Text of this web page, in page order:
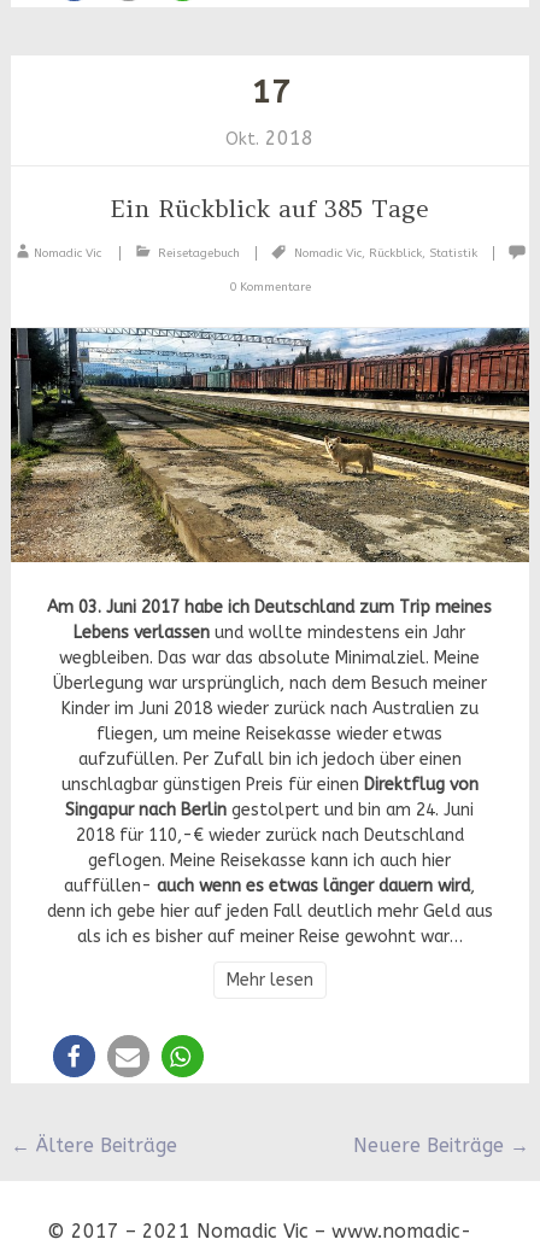
17
Okt. 2018
Ein Rückblick auf 385 Tage
Nomadic Vic Reisetagebuch Nomadic Vic, Rückblick, Statistik
0 Kommentare
Am 03. Juni 2017 habe ich Deutschland zum Trip meines
Lebens verlassen und wollte mindestens ein Jahr
wegbleiben. Das war das absolute Minimalziel. Meine
Überlegung war ursprünglich, nach dem Besuch meiner
Kinder im Juni 2018 wieder zurück nach Australien zu
fliegen, um meine Reisekasse wieder etwas
aufzufüllen. Per Zufall bin ich jedoch über einen
unschlagbar günstigen Preis für einen Direktflug von
Singapur nach Berlin gestolpert und bin am 24. Juni
2018 für 110,-€ wieder zurück nach Deutschland
geflogen. Meine Reisekasse kann ich auch hier
auffüllen-auch wenn es etwas länger dauern wird,
denn ich gebe hier auf jeden Fall deutlich mehr Geld aus
als ich es bisher auf meiner Reise gewohnt war…
Mehr lesen
Beitragsnavigation
← Ältere Beiträge Neuere Beiträge →
© 2017 – 2021 Nomadic Vic – www.nomadic-